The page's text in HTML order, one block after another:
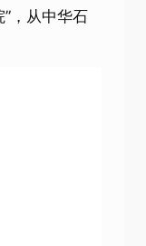
，从中华石